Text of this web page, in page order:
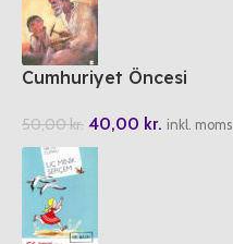
Cumhuriyet Öncesi
Hikayeler
50,00kr. 40,00 kr. inkl. moms